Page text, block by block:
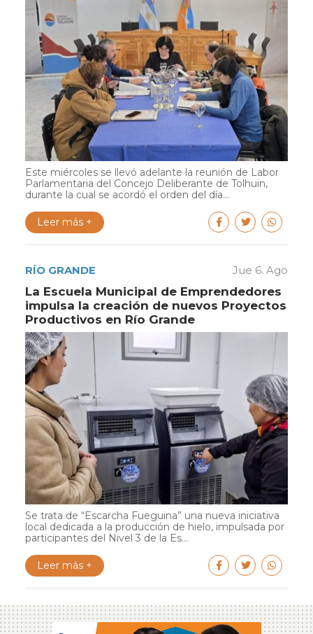
Este miércoles se llevó adelante la reunión de Labor
Parlamentaria del Concejo Deliberante de Tolhuin,
durante la cual se acordó el orden del día...
Leer más +
RÍO GRANDE Jue 6. Ago
La Escuela Municipal de Emprendedores
impulsa la creación de nuevos Proyectos
Productivos en Río Grande
Se trata de “Escarcha Fueguina” una nueva iniciativa
local dedicada a la producción de hielo, impulsada por
participantes del Nivel 3 de la Es...
Leer más +